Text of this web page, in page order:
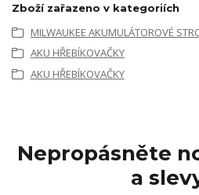
Zboží zařazeno v kategoriích
MILWAUKEE AKUMULÁTOROVÉ
AKU HŘEBÍKOVAČKY
AKU HŘEBÍKOVAČKY
Nepropásněte
a